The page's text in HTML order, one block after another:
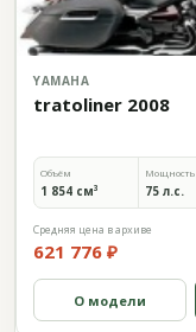
YAMAHA
tratoliner 2008
Объём
1 854 см³
Мощность
75 л.с.
Средняя цена в архиве
621 776 ₽
О модели